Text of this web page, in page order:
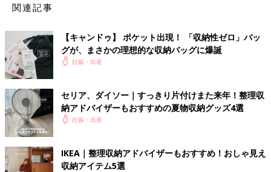
関連記事
【キャンドゥ】 ポケット出現！ 「収納性ゼロ」バッ
グが、まさかの理想的な収納バッグに爆誕
妊娠・出産
セリア、ダイソー｜すっきり片付けまた来年！整理収
納アドバイザーもおすすめの夏物収納グッズ4選
妊娠・出産
IKEA｜整理収納アドバイザーもおすすめ！おしゃ見え
収納アイテム5選